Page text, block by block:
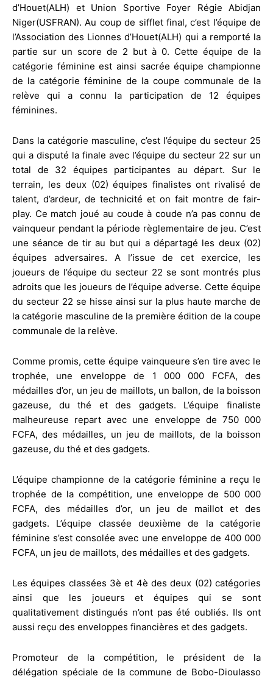
d’Houet(ALH) et Union Sportive Foyer Régie Abidjan
Niger(USFRAN). Au coup de sifflet final, c’est l’équipe de
l’Association des Lionnes d’Houet(ALH) qui a remporté la
partie sur un score de 2 but à 0. Cette équipe de la
catégorie féminine est ainsi sacrée équipe championne
de la catégorie féminine de la coupe communale de la
relève qui a connu la participation de 12 équipes
féminines.
Dans la catégorie masculine, c’est l’équipe du secteur 25
qui a disputé la finale avec l’équipe du secteur 22 sur un
total de 32 équipes participantes au départ. Sur le
terrain, les deux (02) équipes finalistes ont rivalisé de
talent, d’ardeur, de technicité et on fait montre de fair-
play. Ce match joué au coude à coude n’a pas connu de
vainqueur pendant la période règlementaire de jeu. C’est
une séance de tir au but qui a départagé les deux (02)
équipes adversaires. A l’issue de cet exercice, les
joueurs de l’équipe du secteur 22 se sont montrés plus
adroits que les joueurs de l’équipe adverse. Cette équipe
du secteur 22 se hisse ainsi sur la plus haute marche de
la catégorie masculine de la première édition de la coupe
communale de la relève.
Comme promis, cette équipe vainqueure s’en tire avec le
trophée, une enveloppe de 1 000 000 FCFA, des
médailles d’or, un jeu de maillots, un ballon, de la boisson
gazeuse, du thé et des gadgets. L’équipe finaliste
malheureuse repart avec une enveloppe de 750 000
FCFA, des médailles, un jeu de maillots, de la boisson
gazeuse, du thé et des gadgets.
L’équipe championne de la catégorie féminine a reçu le
trophée de la compétition, une enveloppe de 500 000
FCFA, des médailles d’or, un jeu de maillot et des
gadgets. L’équipe classée deuxième de la catégorie
féminine s’est consolée avec une enveloppe de 400 000
FCFA, un jeu de maillots, des médailles et des gadgets.
Les équipes classées 3è et 4è des deux (02) catégories
ainsi que les joueurs et équipes qui se sont
qualitativement distingués n’ont pas été oubliés. Ils ont
aussi reçu des enveloppes financières et des gadgets.
Promoteur de la compétition, le président de la
délégation spéciale de la commune de Bobo-Dioulasso